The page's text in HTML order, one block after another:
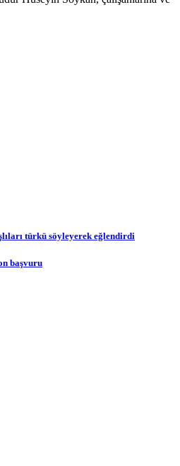
türkü söyleyerek eğlendirdi
başvuru